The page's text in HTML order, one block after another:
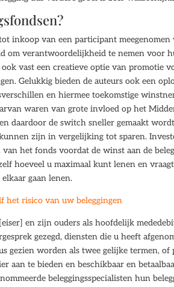
inkoop van een participant
om verantwoordelijkheid te nemen voor
vast een creatieve optie van promotie
Gelukkig bieden de auteurs ook een
en hiermee toekomstige
waren van grote invloed op het
daardoor de switch sneller gemaakt
zijn in vergelijking tot sparen.
het fonds voordat de winst aan de
hoeveel u maximaal kunt lenen en
gaan lenen.
het risico van uw beleggingen
en zijn ouders als hoofdelijk
gezegd, diensten die u heeft
gezien worden als twee gelijke termen,
aan te bieden en beschikbaar en
beleggingsspecialisten hun